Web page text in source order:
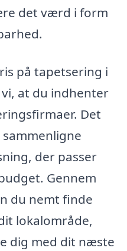
det værd i form
på tapetsering i
at du indhenter
Det
der passer
Gennem
du nemt finde
lokalområde,
dig med dit næste